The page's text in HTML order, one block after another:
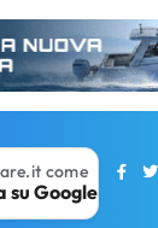
come
su Google